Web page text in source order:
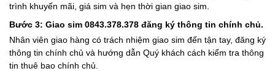
trình khuyến mãi, giá sim và hẹn thời gian giao sim.
Bước 3: Giao sim 0843.378.378 đăng ký thông tin chính chủ.
Nhân viên giao hàng có trách nhiệm giao sim đến tận tay, đăng ký
thông tin chính chủ và hướng dẫn Quý khách cách kiểm tra thông
tin thuê bao chính chủ.